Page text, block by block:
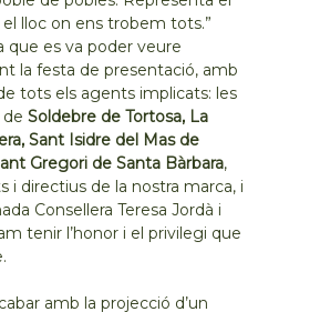
el lloc on ens trobem tots.”
que es va poder veure
la festa de presentació, amb
tots els agents implicats: les
Soldebre de Tortosa, La
Sant Isidre del Mas de
Gregori de Santa Bàrbara,
i directius de la nostra marca, i
Consellera Teresa Jordà i
tenir l’honor i el privilegi que
amb la projecció d’un